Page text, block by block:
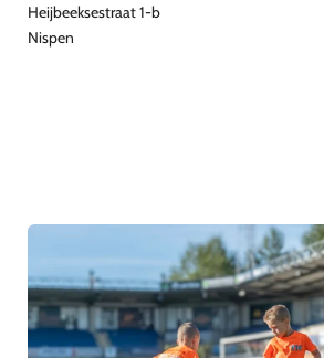
Heijbeeksestraat 1-b
Nispen